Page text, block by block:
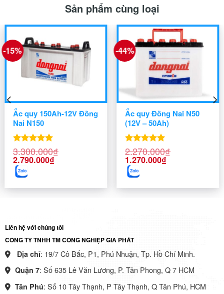
Sản phẩm cùng loại
-15%
Ắc quy 150Ah-12V Đồng
Nai N150
Được xếp
hạng5.00
5 sao
3.300.000₫
Giá
gốc
là:
2.790.000₫Giá
hiện
2.790.000₫.
-44%
Ắc quy Đồng Nai N50
(12V – 50Ah)
Được xếp
hạng5.00
5 sao
2.270.000₫
Giá
gốc
là:
1.270.000₫Giá
1.270.000₫.
Liên hệ với chúng tôi
CÔNG TY TNHH TM CÔNG NGHIỆP GIA PHÁT
Địa chỉ: 19/7 Cô Bắc, P1, Phú Nhuận, Tp. Hồ Chí Minh.
Quận 7: Số 635 Lê Văn Lương, P. Tân Phong, Q 7 HCM
Tân Phú: Số 10 Tây Thạnh, P Tây Thạnh, Q Tân Phú, HCM